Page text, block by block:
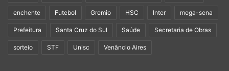
enchente Futebol Gremio HSC Inter mega-sena
Prefeitura Santa Cruz do Sul Saúde Secretaria de Obras
sorteio STF Unisc Venâncio Aires